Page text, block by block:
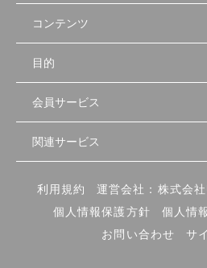
コンテンツ
無料開業相談
セミナー情報
セミナー動画
物件を探す
首都圏
北海道
先輩開業者の声
開業・経営に関する記事
編集ポリシー
業態別の開業方法
目的
店舗運営
物件
内装・設備
食材・仕入れ
会員サービス
会員登録
ログイン
関連サービス
飲食店サクセスガイド（外部サイ
利用規約 運営会社：株式会社
個人情報保護方針
個人情
お問い合わせ
サ